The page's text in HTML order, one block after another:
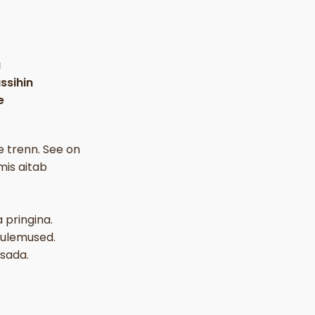
trenn. See on
aitab
pringina.